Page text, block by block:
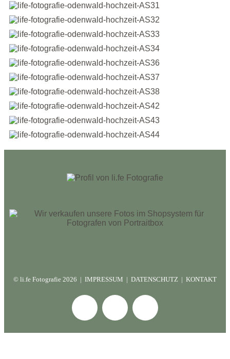
© li.fe Fotografie 2026 | IMPRESSUM | DATENSCHUTZ | KONTAKT